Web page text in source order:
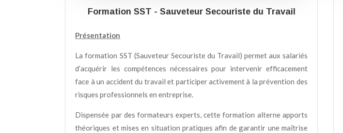
Formation SST - Sauveteur Secouriste du Travail
Présentation
La formation SST (Sauveteur Secouriste du Travail) permet aux salariés
d’acquérir les compétences nécessaires pour intervenir efficacement
face à un accident du travail et participer activement à la prévention des
risques professionnels en entreprise.
Dispensée par des formateurs experts, cette formation alterne apports
théoriques et mises en situation pratiques afin de garantir une maîtrise